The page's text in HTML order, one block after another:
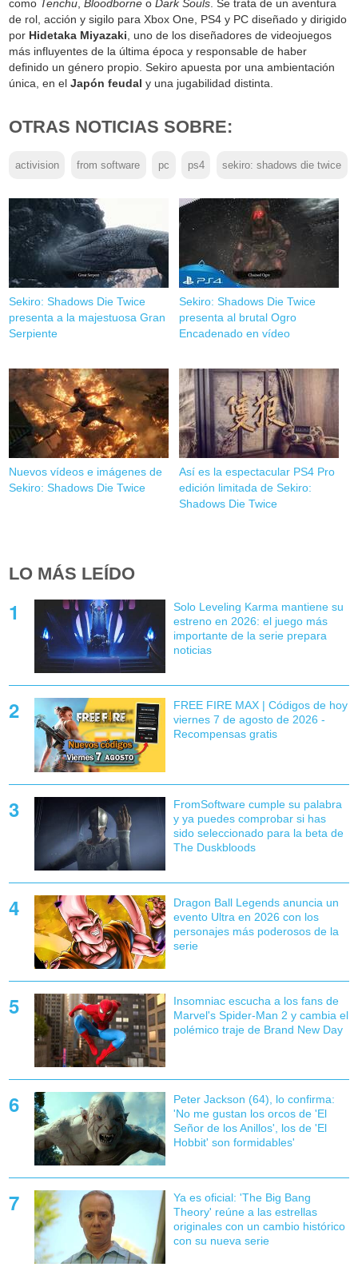
como Tenchu ,Bloodborne oDark Souls . Se trata de un aventura
de rol, acción y sigilo para Xbox One, PS4 y PC diseñado y dirigido
por Hidetaka Miyazaki , uno de los diseñadores de videojuegos
más influyentes de la última época y responsable de haber
definido un género propio. Sekiro apuesta por una ambientación
única, en elJapón feudal y una jugabilidad distinta.
OTRAS NOTICIAS SOBRE:
activision from software pc ps4 sekiro: shadows die twice
Sekiro: Shadows Die Twice
presenta a la majestuosa Gran
Serpiente
Sekiro: Shadows Die Twice
presenta al brutal Ogro
Encadenado en vídeo
Nuevos vídeos e imágenes de
Sekiro: Shadows Die Twice
Así es la espectacular PS4 Pro
edición limitada de Sekiro:
Shadows Die Twice
LO MÁS LEÍDO
Solo Leveling Karma mantiene su
estreno en 2026: el juego más
importante de la serie prepara
noticias
FREE FIRE MAX | Códigos de hoy
viernes 7 de agosto de 2026 -
Recompensas gratis
FromSoftware cumple su palabra
y ya puedes comprobar si has
sido seleccionado para la beta de
The Duskbloods
Dragon Ball Legends anuncia un
evento Ultra en 2026 con los
personajes más poderosos de la
serie
Insomniac escucha a los fans de
Marvel's Spider-Man 2 y cambia el
polémico traje de Brand New Day
Peter Jackson (64), lo confirma:
'No me gustan los orcos de 'El
Señor de los Anillos', los de 'El
Hobbit' son formidables'
Ya es oficial: 'The Big Bang
Theory' reúne a las estrellas
originales con un cambio histórico
con su nueva serie